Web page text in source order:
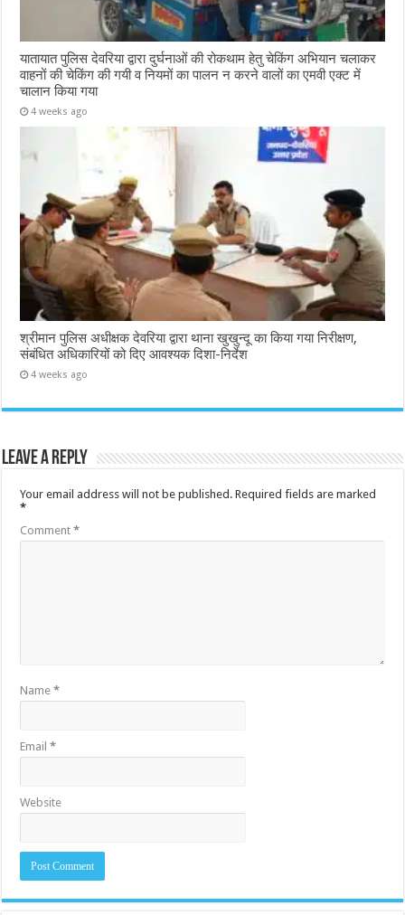
यातायात पुलिस देवरिया द्वारा दुर्घनाओं की रोकथाम हेतु चेकिंग अभियान चलाकर
वाहनों की चेकिंग की गयी व नियमों का पालन न करने वालों का एमवी एक्ट में
चालान किया गया
4 weeks ago
श्रीमान पुलिस अधीक्षक देवरिया द्वारा थाना खुखुन्दू का किया गया निरीक्षण,
संबंधित अधिकारियों को दिए आवश्यक दिशा-निर्देश
4 weeks ago
Leave a Reply
Your email address will not be published. Required fields are marked
*
Comment*
Name*
Email*
Website